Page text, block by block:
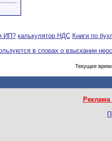
ИП? калькулятор НДС Книги по
в спорах о взыскании
Текущее